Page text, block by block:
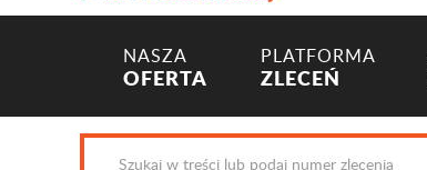
NASZA
OFERTA
PLATFORMA
ZLECEŃ